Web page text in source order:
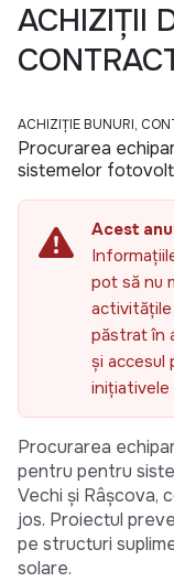
ACHIZIȚII
ACHIZIȚIE BUNURI,
Procurarea
sistemelor
Acest
pot să nu
activitățile
păstrat în
și accesul
inițiativele
Procurarea
pentru pentru
Vechi și Râșcova,
jos. Proiectul
pe structuri
solare.